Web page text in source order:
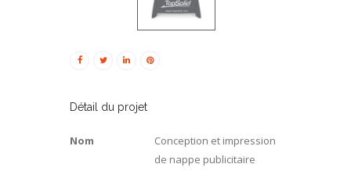
Détail du projet
Nom
Conception et impression
de nappe publicitaire